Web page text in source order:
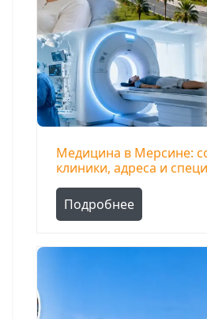
Медицина в Мерсине:
клиники, адреса и
Подробнее